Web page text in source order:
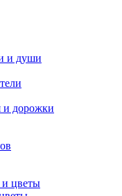
и души
и дорожки
и цветы